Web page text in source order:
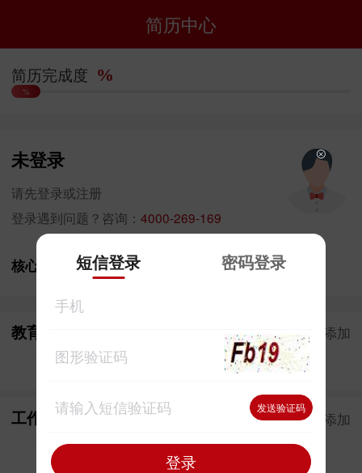
简历中心
简历完成度 %
%
未登录
请先登录或注册
登录遇到问题？咨询：4000-269-169
核心技能/自我评价:
教育经历 添加
工作/实习经历 (10%) 添加
短信登录 密码登录
发送验证码
登录